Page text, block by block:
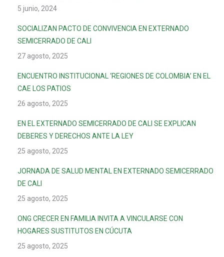
5 junio, 2024
SOCIALIZAN PACTO DE CONVIVENCIA EN EXTERNADO
SEMICERRADO DE CALI
27 agosto, 2025
ENCUENTRO INSTITUCIONAL ‘REGIONES DE COLOMBIA’ EN EL
CAE LOS PATIOS
26 agosto, 2025
EN EL EXTERNADO SEMICERRADO DE CALI SE EXPLICAN
DEBERES Y DERECHOS ANTE LA LEY
25 agosto, 2025
JORNADA DE SALUD MENTAL EN EXTERNADO SEMICERRADO
DE CALI
25 agosto, 2025
ONG CRECER EN FAMILIA INVITA A VINCULARSE CON
HOGARES SUSTITUTOS EN CÚCUTA
25 agosto, 2025